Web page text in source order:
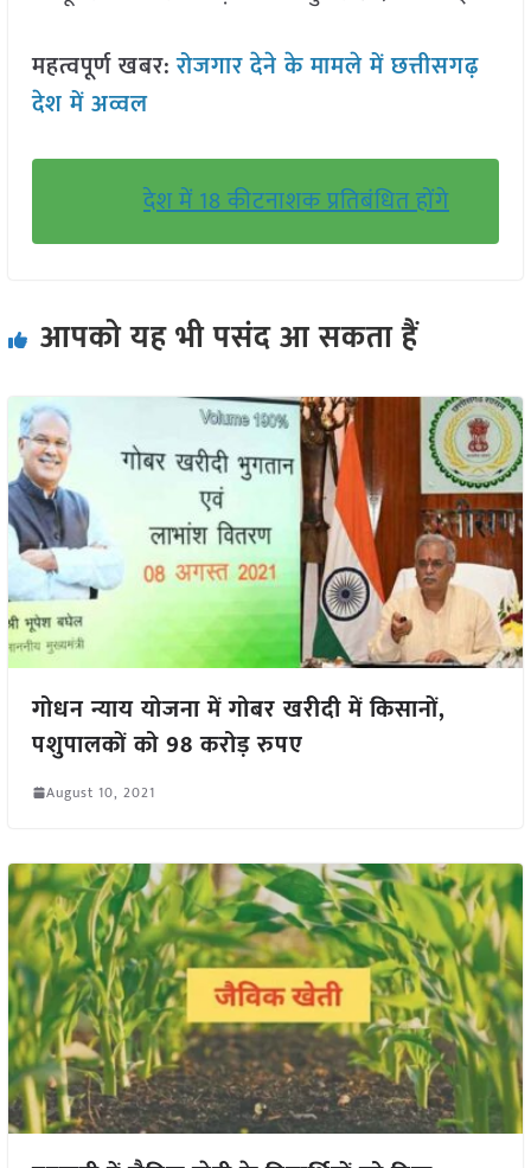
महत्वपूर्ण खबर:रोजगार देने के मामले में छत्तीसगढ़
देश में अव्वल
देश में 18 कीटनाशक प्रतिबंधित होंगे
आपको यह भी पसंद आ सकता हैं
गोधन न्याय योजना में गोबर खरीदी में किसानों,
पशुपालकों को 98 करोड़ रुपए
August 10, 2021